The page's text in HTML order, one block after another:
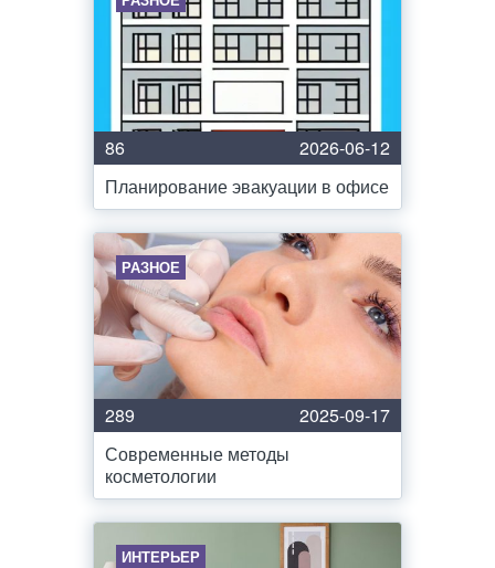
86
2026-06-12
Планирование эвакуации в офисе
РАЗНОЕ
289
2025-09-17
Современные методы
косметологии
ИНТЕРЬЕР